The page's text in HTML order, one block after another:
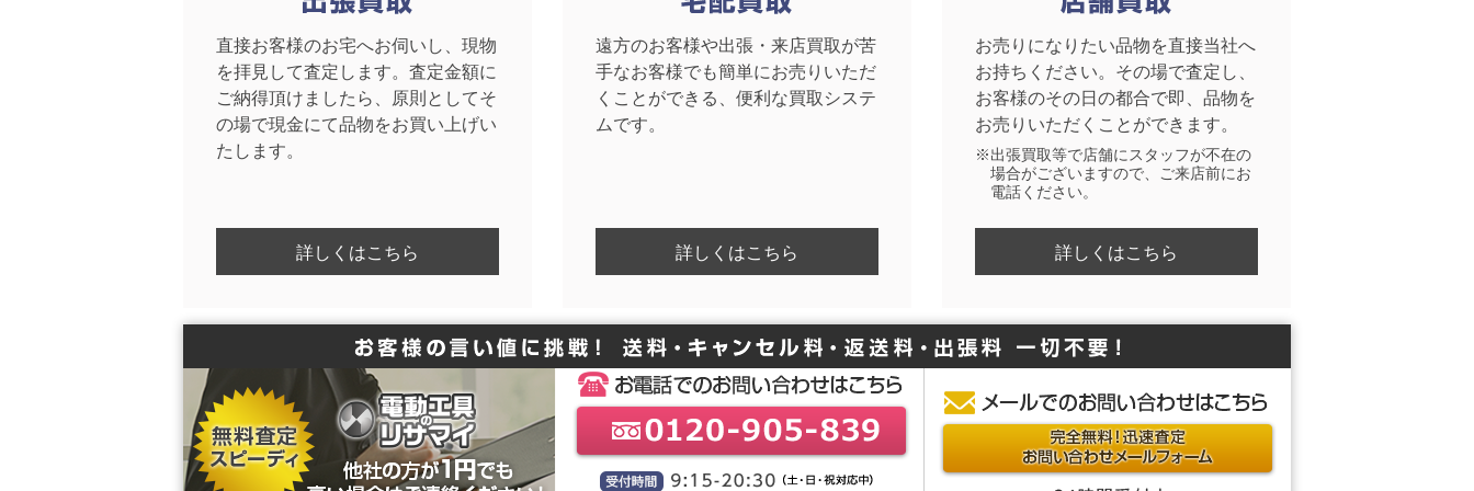
直接お客様のお宅へお伺いし、現物
を拝見して査定します。査定金額に
ご納得頂けましたら、原則としてそ
の場で現金にて品物をお買い上げい
たします。
詳しくはこちら
遠方のお客様や出張・来店買取が苦
手なお客様でも簡単にお売りいただ
くことができる、便利な買取システ
ムです。
詳しくはこちら
お売りになりたい品物を直接当社へ
お持ちください。その場で査定し、
お客様のその日の都合で即、品物を
お売りいただくことができます。
※出張買取等で店舗にスタッフが不在の
場合がございますので、ご来店前にお
電話ください。
詳しくはこちら